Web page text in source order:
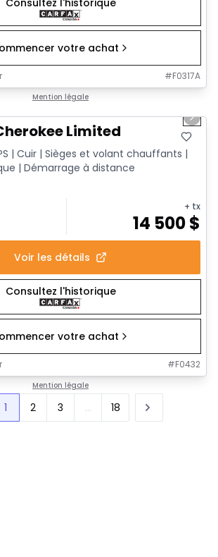
Consultez l'historique
votre achat
#F0317A
Mention légale
Next
Limited
| Cuir | Sièges et volant chauffants |
| Démarrage à distance
+ tx
14 500$
Voir les détails
Consultez l'historique
votre achat
#F0432
Mention légale
1 2 3 ... 18